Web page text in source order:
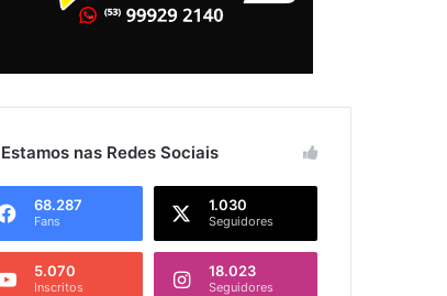
Estamos nas Redes Sociais
68.287
Fans
1.030
Seguidores
5.070
Inscritos
18.023
Seguidores